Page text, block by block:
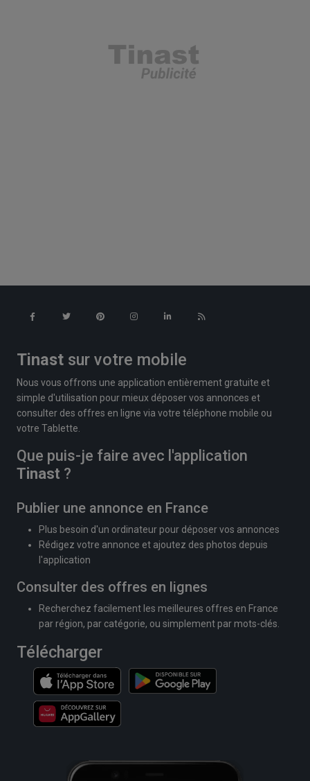
Tinast sur votre mobile
Nous vous offrons une application entièrement gratuite et
simple d'utilisation pour mieux déposer vos annonces et
consulter des offres en ligne via votre téléphone mobile ou
votre Tablette.
Que puis-je faire avec l'application
Tinast ?
Publier une annonce en France
Plus besoin d'un ordinateur pour déposer vos annonces
Rédigez votre annonce et ajoutez des photos depuis
l'application
Consulter des offres en lignes
Recherchez facilement les meilleures offres en France
par région, par catégorie, ou simplement par mots-clés.
Télécharger